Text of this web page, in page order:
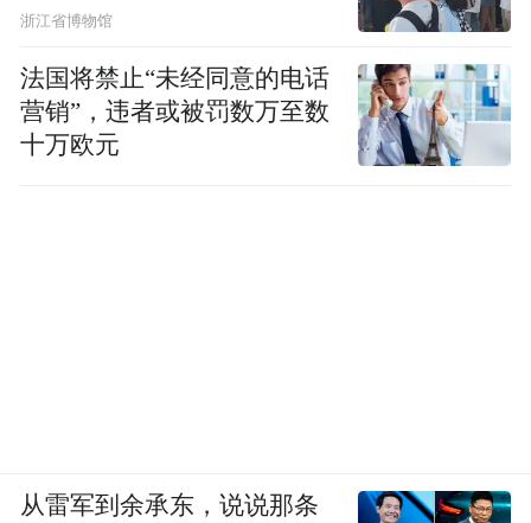
浙江省博物馆
法国将禁止“未经同意的电话
营销”，违者或被罚数万至数
十万欧元
从雷军到余承东，说说那条